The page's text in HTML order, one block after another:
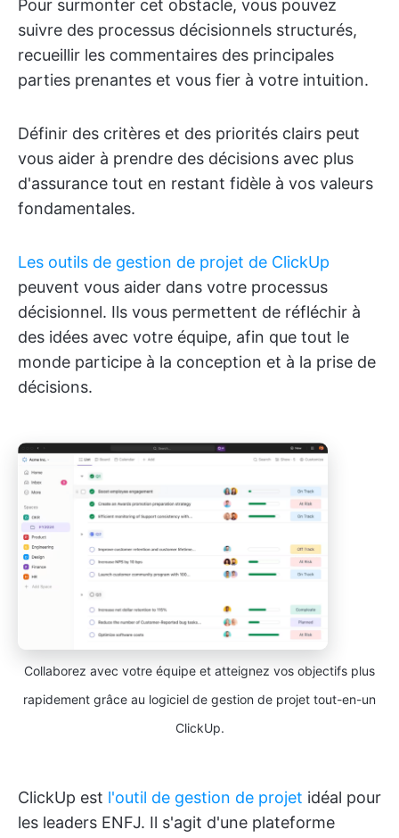
Pour surmonter cet obstacle, vous pouvez
suivre des processus décisionnels structurés,
recueillir les commentaires des principales
parties prenantes et vous fier à votre intuition.
Définir des critères et des priorités clairs peut
vous aider à prendre des décisions avec plus
d'assurance tout en restant fidèle à vos valeurs
fondamentales.
Les outils de gestion de projet de ClickUp
peuvent vous aider dans votre processus
décisionnel. Ils vous permettent de réfléchir à
des idées avec votre équipe, afin que tout le
monde participe à la conception et à la prise de
décisions.
Collaborez avec votre équipe et atteignez vos objectifs plus
rapidement grâce au logiciel de gestion de projet tout-en-un
ClickUp.
ClickUp est l'outil de gestion de projet idéal pour
les leaders ENFJ. Il s'agit d'une plateforme